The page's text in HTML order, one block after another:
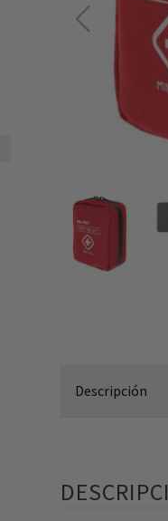
Descripción